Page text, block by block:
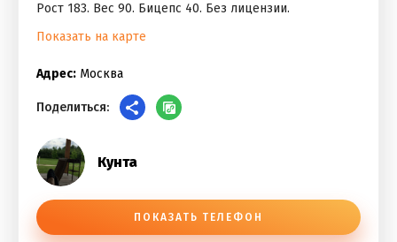
Рост 183. Вес 90. Бицепс 40. Без лицензии.
Показать на карте
Адрес: Москва
Поделиться:
Кунта
ПОКАЗАТЬ ТЕЛЕФОН